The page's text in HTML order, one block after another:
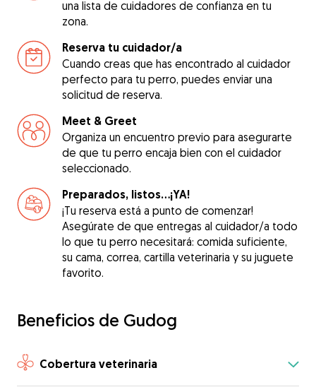
una lista de cuidadores de confianza en tu
zona.
Reserva tu cuidador/a
Cuando creas que has encontrado al cuidador
perfecto para tu perro, puedes enviar una
solicitud de reserva.
Meet & Greet
Organiza un encuentro previo para asegurarte
de que tu perro encaja bien con el cuidador
seleccionado.
Preparados, listos...¡YA!
¡Tu reserva está a punto de comenzar!
Asegúrate de que entregas al cuidador/a todo
lo que tu perro necesitará: comida suficiente,
su cama, correa, cartilla veterinaria y su juguete
favorito.
Beneficios de Gudog
Cobertura veterinaria